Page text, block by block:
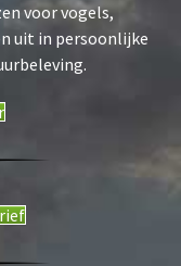
voor vogels,
uit in persoonlijke